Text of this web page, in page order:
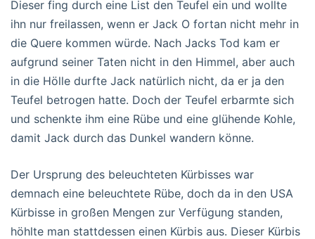
Dieser fing durch eine List den Teufel ein und wollte
ihn nur freilassen, wenn er Jack O fortan nicht mehr in
die Quere kommen würde. Nach Jacks Tod kam er
aufgrund seiner Taten nicht in den Himmel, aber auch
in die Hölle durfte Jack natürlich nicht, da er ja den
Teufel betrogen hatte. Doch der Teufel erbarmte sich
und schenkte ihm eine Rübe und eine glühende Kohle,
damit Jack durch das Dunkel wandern könne.
Der Ursprung des beleuchteten Kürbisses war
demnach eine beleuchtete Rübe, doch da in den USA
Kürbisse in großen Mengen zur Verfügung standen,
höhlte man stattdessen einen Kürbis aus. Dieser Kürbis